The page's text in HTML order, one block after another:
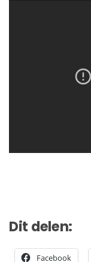
Dit delen:
Facebook